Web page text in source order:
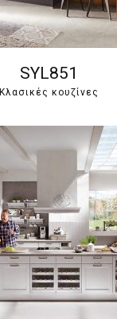
SYL851
Κλασικές κουζίνες